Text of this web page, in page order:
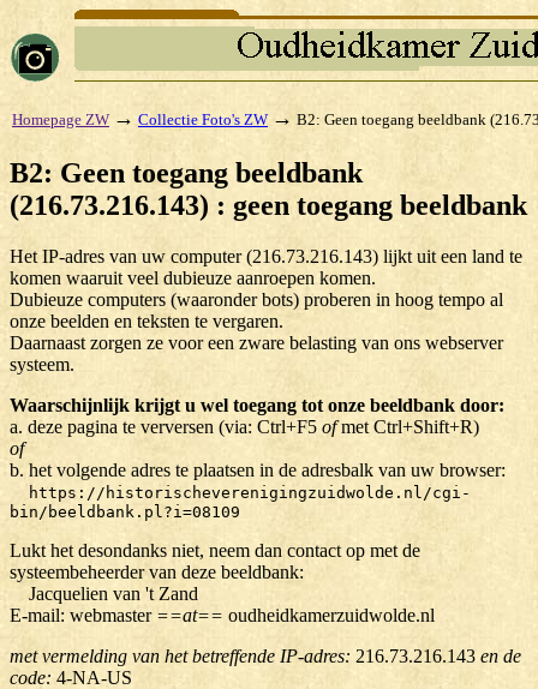
Homepage ZW → Collectie Foto's ZW → B2: Geen toegang beeldbank
B2: Geen toegang beeldbank
(216.73.216.143) : geen toegang beeldbank
Het IP-adres van uw computer (216.73.216.143) lijkt uit een land te
komen waaruit veel dubieuze aanroepen komen.
Dubieuze computers (waaronder bots) proberen in hoog tempo al
onze beelden en teksten te vergaren.
Daarnaast zorgen ze voor een zware belasting van ons webserver
systeem.
Waarschijnlijk krijgt u wel toegang tot onze beeldbank door:
a. deze pagina te verversen (via: Ctrl+F5 ofmet Ctrl+Shift+R)
of
b. het volgende adres te plaatsen in de adresbalk van uw browser:
https://historischeverenigingzuidwolde.nl/cgi-
bin/beeldbank.pl?i=08109
Lukt het desondanks niet, neem dan contact op met de
systeembeheerder van deze beeldbank:
Jacquelien van 't Zand
E-mail: webmaster ==at== oudheidkamerzuidwolde.nl
met vermelding van het betreffende IP-adres: 216.73.216.143 en de
code: 4-NA-US